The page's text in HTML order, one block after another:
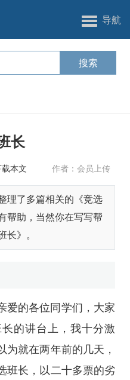
导航
长
载本文 作者：会员上传
理了多篇相关的《竞选
帮助，当然你在写写帮
长》。
爱的各位同学们，大家
的讲台上，我十分激
为就在两年前的几天，
班长，以二十多票的劣